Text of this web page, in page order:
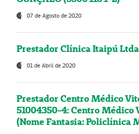
07 de Agosto de 2020
Prestador Clínica Itaipú
01 de Abril de 2020
Prestador Centro Médico
51004350-4: Centro Médico
(Nome Fantasia: Policlínica